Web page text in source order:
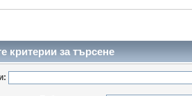
критерии за търсене